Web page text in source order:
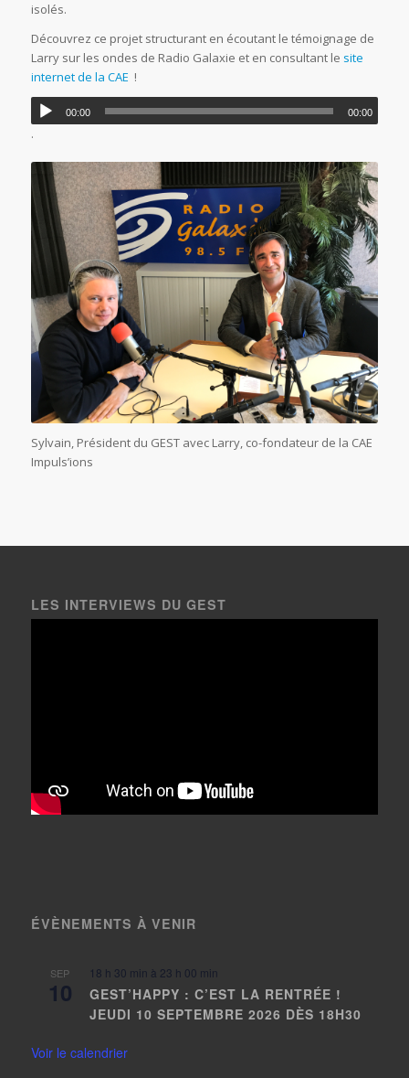
isolés.
Découvrez ce projet structurant en écoutant le témoignage de
Larry sur les ondes de Radio Galaxie et en consultant le site
internet de la CAE !
00:00 00:00
.
Sylvain, Président du GEST avec Larry, co-fondateur de la CAE
Impuls’ions
LES INTERVIEWS DU GEST
ÉVÈNEMENTS À VENIR
SEP
10
18 h 30 min à 23 h 00 min
GEST’HAPPY : C’EST LA RENTRÉE !
JEUDI 10 SEPTEMBRE 2026 DÈS 18H30
Voir le calendrier